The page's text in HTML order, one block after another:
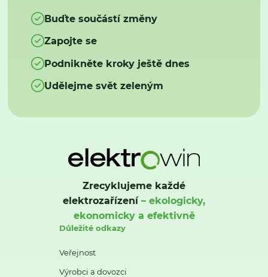
Buďte součástí změny
Zapojte se
Podnikněte kroky ještě dnes
Udělejme svět zeleným
Zrecyklujeme každé
elektrozařízení– ekologicky,
ekonomicky a efektivně
Důležité odkazy
Veřejnost
Výrobci a dovozci